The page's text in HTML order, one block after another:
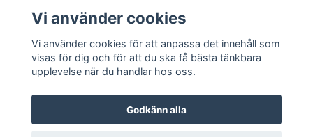
Sociala medier
Vi använder cookies
Vi använder cookies för att anpassa det innehåll som
visas för dig och för att du ska få bästa tänkbara
upplevelse när du handlar hos oss.
Godkänn alla